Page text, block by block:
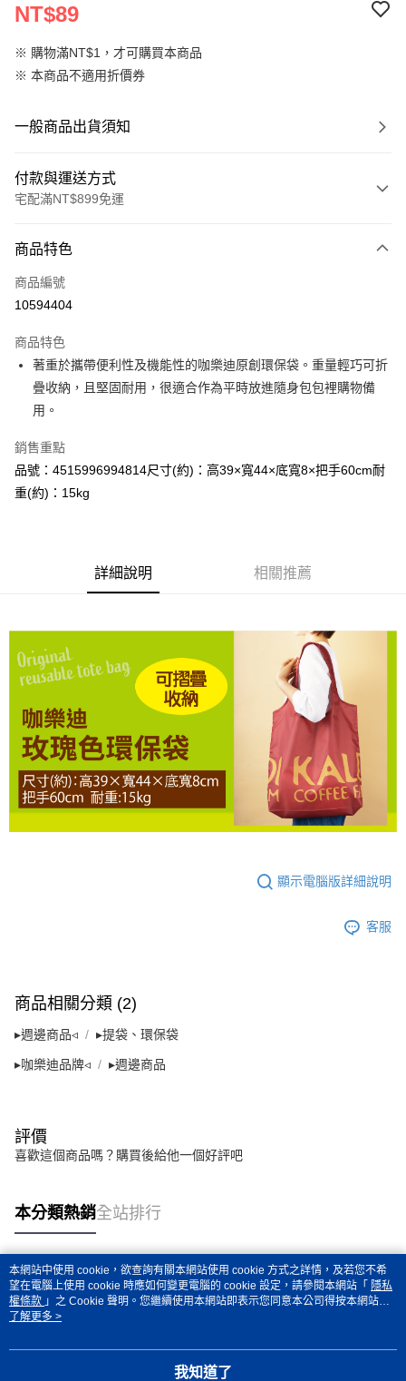
NT$89
※ 購物滿NT$1，才可購買本商品
※ 本商品不適用折價券
一般商品出貨須知
付款與運送方式
宅配滿NT$899免運
信用卡一次付款
LINE Pay
街口支付
悠遊付
全盈+PAY
AFTEE先享後付
【「AFTEE先享後付」結帳流程】
１．於結帳方式選擇「AFTEE先享後付」後，將跳轉至「AFTEE先享後付」
結帳頁面，進行簡訊認證並確認金額後，即可完成結帳。
２．訂單成立數日內，您將收到繳費通知簡訊。
３．收到繳費通知簡訊後14天內，點擊此簡訊中的連結，可透過四大超商／
ATM／網路銀行／等多元方式進行付款，方視為交易完成。
※ 請注意：結帳手續完成當下不需立刻繳費，但若您需要取消訂單，請聯絡
購買商品的店家。未經商家同意取消之訂單仍視為有效，需透過AFTEE先享
後付繳納相關費用。
※ 交易是否成功請以「AFTEE先享後付 」之結帳頁面顯示為準，若有關於
是否繳費成功／繳費後需取消欲退款等相關疑問，請聯繫「AFTEE先享後付
客戶支援中心」https://netprotections.freshdesk.com/support/home
１．透過由恩沛科技股份有限公司提供之「AFTEE先享後付」服務完成之交
任。
４．使用「AFTEE先享後付」時，將依據個別帳號之用戶狀況，依本公司即
時審查核予不同之上限額度；若仍有額度不足之情形，本公司將視審查結果
請求用戶進行身份認證。
５．嚴禁一人註冊多個帳號或使用他人資訊註冊。若發現惡意使用之情形，
商品特色
商品編號
10594404
商品特色
著重於攜帶便利性及機能性的咖樂迪原創環保袋。重量輕巧可折
疊收納，且堅固耐用，很適合作為平時放進隨身包包裡購物備
用。
銷售重點
品號：4515996994814尺寸(約)：高39×寬44×底寬8×把手60cm耐
重(約)：15kg
詳細說明 相關推薦
顯示電腦版詳細說明
客服
商品相關分類 (2)
▸週邊商品◃ ▸提袋、環保袋
▸咖樂迪品牌◃ ▸週邊商品
評價
喜歡這個商品嗎？購買後給他一個好評吧
本分類熱銷全站排行
熱門標籤
本網站中使用 cookie，欲查詢有關本網站使用 cookie 方式之詳情，及若您不希
望在電腦上使用 cookie 時應如何變更電腦的 cookie 設定，請參閱本網站「 隱私
權條款 」之 Cookie 聲明。您繼續使用本網站即表示您同意本公司得按本網站使
用條款之 Cookie 聲明使用 cookie。
了解更多 >
我知道了